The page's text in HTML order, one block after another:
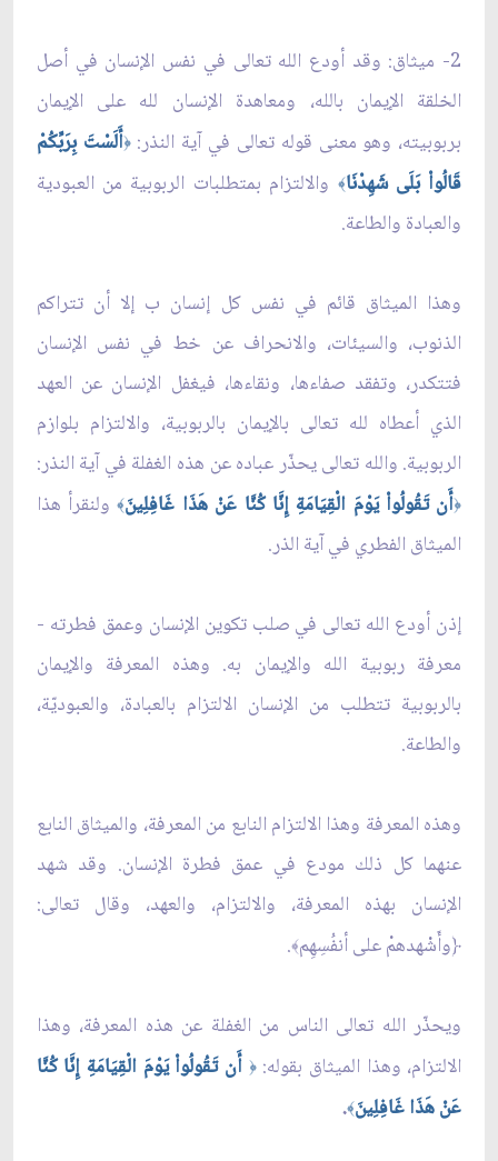
2- ميثاق: وقد أودع الله تعالى في نفس الإنسان في أصل
الخلقة الإيمان بالله، ومعاهدة الإنسان لله على الإيمان
بربوبيته، وهو معنى قوله تعالى في آية النذر: ﴿أَلَسْتَ بِرَبِّكُمْ
قَالُواْ بَلَى شَهِدْنَا﴾ والالتزام بمتطلبات الربوبية من العبودية
والعبادة والطاعة.
وهذا الميثاق قائم في نفس كل إنسان ب إلا أن تتراكم
الذنوب، والسيئات، والانحراف عن خط في نفس الإنسان
فتتكدر، وتفقد صفاءها، ونقاءها، فيغفل الإنسان عن العهد
الذي أعطاه لله تعالى بالإيمان بالربوبية، والالتزام بلوازم
الربوبية. والله تعالى يحذّر عباده عن هذه الغفلة في آية النذر:
﴿أَن تَقُولُواْ يَوْمَ الْقِيَامَةِ إِنَّا كُنَّا عَنْ هَذَا غَافِلِينَ﴾ولنقرأ هذا
الميثاق الفطري في آية الذر.
إذن أودع الله تعالى في صلب تكوين الإنسان وعمق فطرته -
معرفة ربوبية الله والإيمان به. وهذه المعرفة والإيمان
بالربوبية تتطلب من الإنسان الالتزام بالعبادة، والعبوديّة،
والطاعة.
وهذه المعرفة وهذا الالتزام النابع من المعرفة، والميثاق النابع
عنهما كل ذلك مودع في عمق فطرة الإنسان. وقد شهد
الإنسان بهذه المعرفة، والالتزام، والعهد، وقال تعالى:
﴿وأَشْهدهمْ على أنفُسِهِم﴾.
ويحذّر الله تعالى الناس من الغفلة عن هذه المعرفة، وهذا
الالتزام، وهذا الميثاق بقوله: ﴿ أَن تَقُولُواْ يَوْمَ الْقِيَامَةِ إِنَّا كُنَّا
عَنْ هَذَا غَافِلِينَ﴾.